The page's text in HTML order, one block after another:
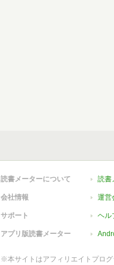
読書メーターについて 読書
会社情報 運営
サポート ヘル
アプリ版読書メーター
※本サイトはアフィリエイトプロ